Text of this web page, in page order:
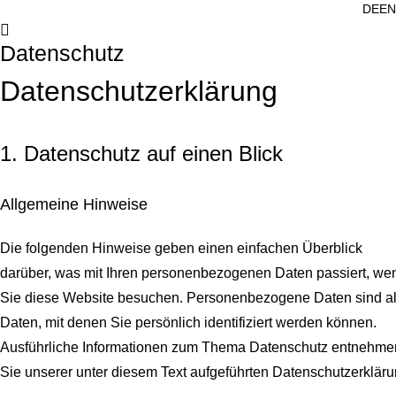
DEEN
Datenschutz
Datenschutz­erklärung
1. Datenschutz auf einen Blick
Allgemeine Hinweise
Die folgenden Hinweise geben einen einfachen Überblick
darüber, was mit Ihren personenbezogenen Daten passiert,
Sie diese Website besuchen. Personenbezogene Daten sind
Daten, mit denen Sie persönlich identifiziert werden können.
Ausführliche Informationen zum Thema Datenschutz
Sie unserer unter diesem Text aufgeführten